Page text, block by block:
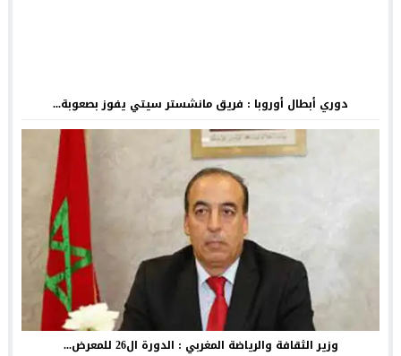
دوري أبطال أوروبا : فريق مانشستر سيتي يفوز بصعوبة...
وزير الثقافة والرياضة المغربي : الدورة ال26 للمعرض...